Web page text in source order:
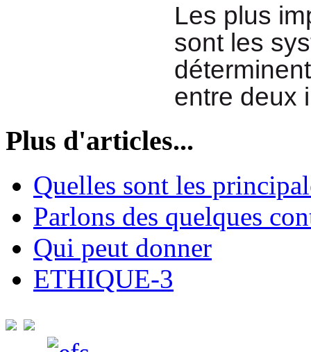
Les plus
sont les
entre deux
Plus d'articles...
Quelles sont les
Parlons des quelques
Qui peut donner
ETHIQUE-3